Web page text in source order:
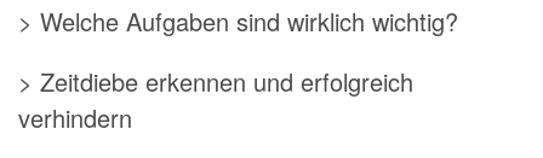
> Welche Aufgaben sind wirklich wichtig?
> Zeitdiebe erkennen und erfolgreich
verhindern